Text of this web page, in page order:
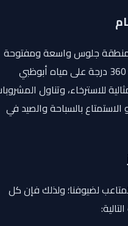
جلوس واسعة ومفتوحة
تمنحك إطلالة بانورامية ساحرة بنسبة 360 درجة على مياه أبوظبي
للاسترخاء، وتناول المشروبات
بالسباحة والصيد في
لضيوفنا؛ ولذلك فإن كل